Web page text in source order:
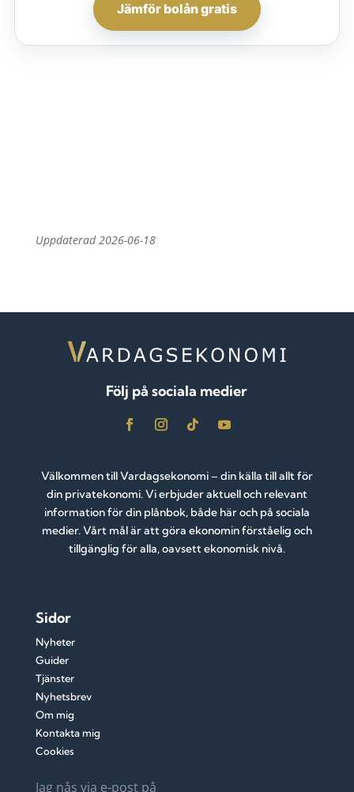
Jämför bolån gratis
Uppdaterad 2026-06-18
Följ på sociala medier
Välkommen till Vardagsekonomi – din källa till allt för
din privatekonomi. Vi erbjuder aktuell och relevant
information för din plånbok, både här och på sociala
medier. Vårt mål är att göra ekonomin förståelig och
tillgänglig för alla, oavsett ekonomisk nivå.
Sidor
Nyheter
Guider
Tjänster
Nyhetsbrev
Om mig
Kontakta mig
Cookies
Jag nås via e-post på